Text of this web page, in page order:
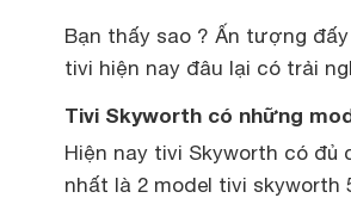
Bạn thấy sao ? Ấn tượng
tivi hiện nay đâu lại có trải
Tivi Skyworth có những
Hiện nay tivi Skyworth có
nhất là 2 model tivi skyworth